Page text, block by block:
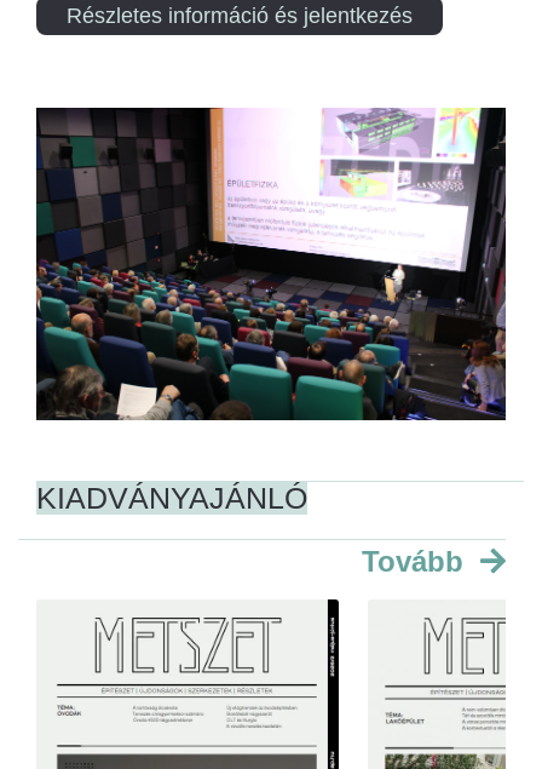
Részletes információ és jelentkezés
KIADVÁNYAJÁNLÓ
Tovább